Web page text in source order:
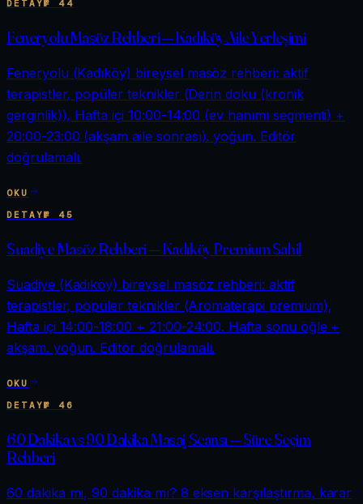
DETAY № 44
Feneryolu Masöz Rehberi — Kadıköy Aile Yerleşimi
Feneryolu (Kadıköy) bireysel masöz rehberi: aktif
terapistler, popüler teknikler (Derin doku (kronik
gerginlik)), Hafta içi 10:00-14:00 (ev hanımı segmenti) +
20:00-23:00 (akşam aile sonrası). yoğun. Editör
doğrulamalı.
OKU
DETAY№ 45
Suadiye Masöz Rehberi — Kadıköy Premium Sahil
Suadiye (Kadıköy) bireysel masöz rehberi: aktif
terapistler, popüler teknikler (Aromaterapi premium),
Hafta içi 14:00-18:00 + 21:00-24:00. Hafta sonu öğle +
akşam. yoğun. Editör doğrulamalı.
OKU
DETAY№ 46
60 Dakika vs 90 Dakika Masaj Seansı — Süre Seçim
Rehberi
60 dakika mı, 90 dakika mı? 8 eksen karşılaştırma, karar